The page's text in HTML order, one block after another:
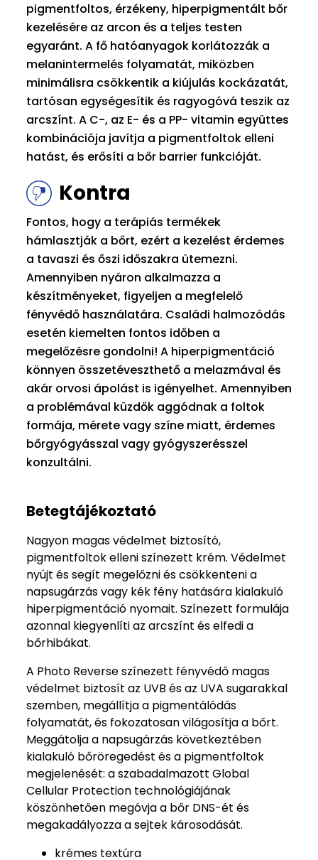
pigmentfoltos, érzékeny, hiperpigmentált bőr
kezelésére az arcon és a teljes testen
egyaránt. A fő hatóanyagok korlátozzák a
melanintermelés folyamatát, miközben
minimálisra csökkentik a kiújulás kockázatát,
tartósan egységesítik és ragyogóvá teszik az
arcszínt. A C-, az E- és a PP- vitamin együttes
kombinációja javítja a pigmentfoltok elleni
hatást, és erősíti a bőr barrier funkcióját.
Kontra
Fontos, hogy a terápiás termékek
hámlasztják a bőrt, ezért a kezelést érdemes
a tavaszi és őszi időszakra ütemezni.
Amennyiben nyáron alkalmazza a
készítményeket, figyeljen a megfelelő
fényvédő használatára. Családi halmozódás
esetén kiemelten fontos időben a
megelőzésre gondolni! A hiperpigmentáció
könnyen összetéveszthető a melazmával és
akár orvosi ápolást is igényelhet. Amennyiben
a problémával küzdők aggódnak a foltok
formája, mérete vagy színe miatt, érdemes
bőrgyógyásszal vagy gyógyszerésszel
konzultálni.
Betegtájékoztató
Nagyon magas védelmet biztosító,
pigmentfoltok elleni színezett krém. Védelmet
nyújt és segít megelőzni és csökkenteni a
napsugárzás vagy kék fény hatására kialakuló
hiperpigmentáció nyomait. Színezett formulája
azonnal kiegyenlíti az arcszínt és elfedi a
bőrhibákat.
A Photo Reverse színezett fényvédő magas
védelmet biztosít az UVB és az UVA sugarakkal
szemben, megállítja a pigmentálódás
folyamatát, és fokozatosan világosítja a bőrt.
Meggátolja a napsugárzás következtében
kialakuló bőröregedést és a pigmentfoltok
megjelenését: a szabadalmazott Global
Cellular Protection technológiájának
köszönhetően megóvja a bőr DNS-ét és
megakadályozza a sejtek károsodását.
krémes textúra